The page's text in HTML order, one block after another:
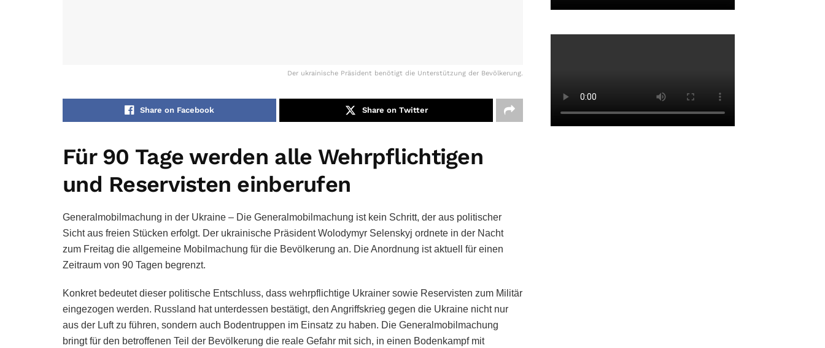
Der ukrainische Präsident benötigt die Unterstützung der Bevölkerung.
Share on Facebook Share on Twitter
Für 90 Tage werden alle Wehrpflichtigen
und Reservisten einberufen
Generalmobilmachung in der Ukraine – Die Generalmobilmachung ist kein Schritt, der aus politischer
Sicht aus freien Stücken erfolgt. Der ukrainische Präsident Wolodymyr Selenskyj ordnete in der Nacht
zum Freitag die allgemeine Mobilmachung für die Bevölkerung an. Die Anordnung ist aktuell für einen
Zeitraum von 90 Tagen begrenzt.
Konkret bedeutet dieser politische Entschluss, dass wehrpflichtige Ukrainer sowie Reservisten zum Militär
eingezogen werden. Russland hat unterdessen bestätigt, den Angriffskrieg gegen die Ukraine nicht nur
aus der Luft zu führen, sondern auch Bodentruppen im Einsatz zu haben. Die Generalmobilmachung
bringt für den betroffenen Teil der Bevölkerung die reale Gefahr mit sich, in einen Bodenkampf mit